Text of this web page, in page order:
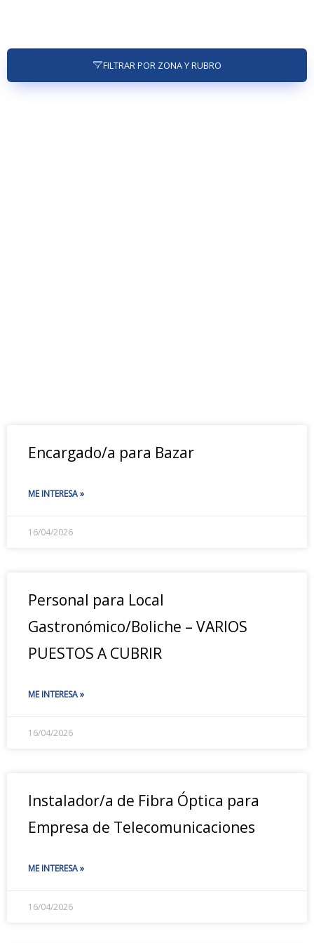
FILTRAR POR ZONA Y RUBRO
Encargado/a para Bazar
ME INTERESA »
16/04/2026
Personal para Local
Gastronómico/Boliche – VARIOS
PUESTOS A CUBRIR
ME INTERESA »
16/04/2026
Instalador/a de Fibra Óptica para
Empresa de Telecomunicaciones
ME INTERESA »
16/04/2026